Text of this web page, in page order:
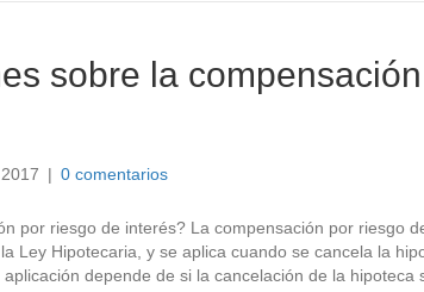
sobre la
| 0 comentarios
por riesgo de interés? La compensación por riesgo
Ley Hipotecaria, y se aplica cuando se cancela la
depende de si la cancelación de la hipoteca